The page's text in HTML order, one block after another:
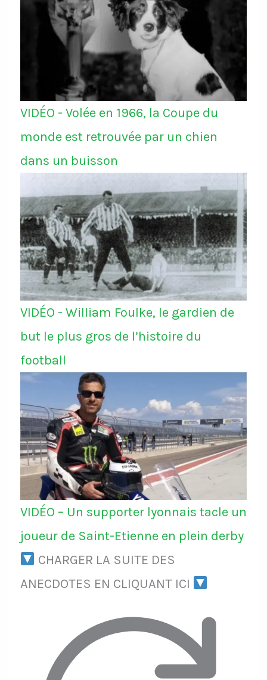
VIDÉO - Volée en 1966, la Coupe du
monde est retrouvée par un chien
dans un buisson
VIDÉO - William Foulke, le gardien de
but le plus gros de l’histoire du
football
VIDÉO – Un supporter lyonnais tacle un
joueur de Saint-Etienne en plein derby
CHARGER LA SUITE DES
ANECDOTES EN CLIQUANT ICI